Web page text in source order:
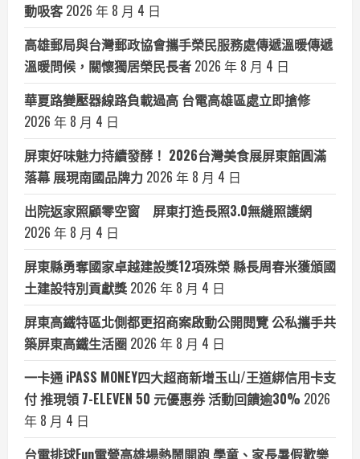
動吸客 2026 年 8 月 4 日
高雄郵局與台灣郵政協會攜手榮民服務處傳遞溫暖傳遞
溫暖問候，關懷獨居榮民長者 2026 年 8 月 4 日
華夏路變壓器線路負載過高 台電高雄區處立即搶修
2026 年 8 月 4 日
屏東好味魅力持續發酵！ 2026台灣美食展屏東館圓滿
落幕 展現南國品牌力 2026 年 8 月 4 日
出院返家照顧零空窗 屏東打造長照3.0無縫照護網
2026 年 8 月 4 日
屏東縣勇奪國家卓越建設獎12項殊榮 縣長周春米獲頒國
土建設特別貢獻獎 2026 年 8 月 4 日
屏東高鐵特區北側都更招商案啟動公開閱覽 公私攜手共
築屏東高鐵生活圈 2026 年 8 月 4 日
一卡通 iPASS MONEY四大超商新增玉山/王道綁信用卡支
付 推現領 7-ELEVEN 50 元優惠券 活動回饋逾30% 2026
年 8 月 4 日
台電排球Fun電營高雄場熱鬧開跑 學童、家長暑假歡樂